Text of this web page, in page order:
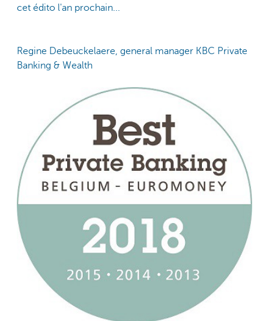
cet édito l'an prochain...
Regine Debeuckelaere, general manager KBC Private
Banking & Wealth